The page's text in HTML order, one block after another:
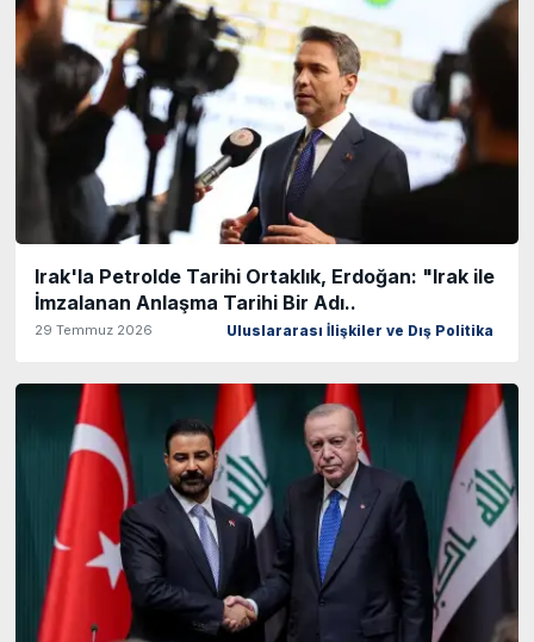
Irak'la Petrolde Tarihi Ortaklık, Erdoğan: "Irak ile
İmzalanan Anlaşma Tarihi Bir Adı..
29 Temmuz 2026 Uluslararası İlişkiler ve Dış Politika